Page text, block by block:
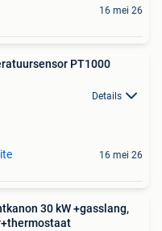
16 mei 26
PT1000
Details
16 mei 26
30 kW +gasslang,